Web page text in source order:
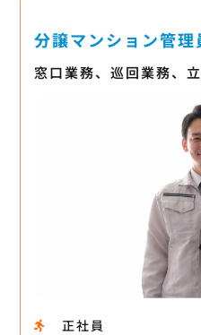
分譲マンション管
窓口業務、巡回業務、
正社員